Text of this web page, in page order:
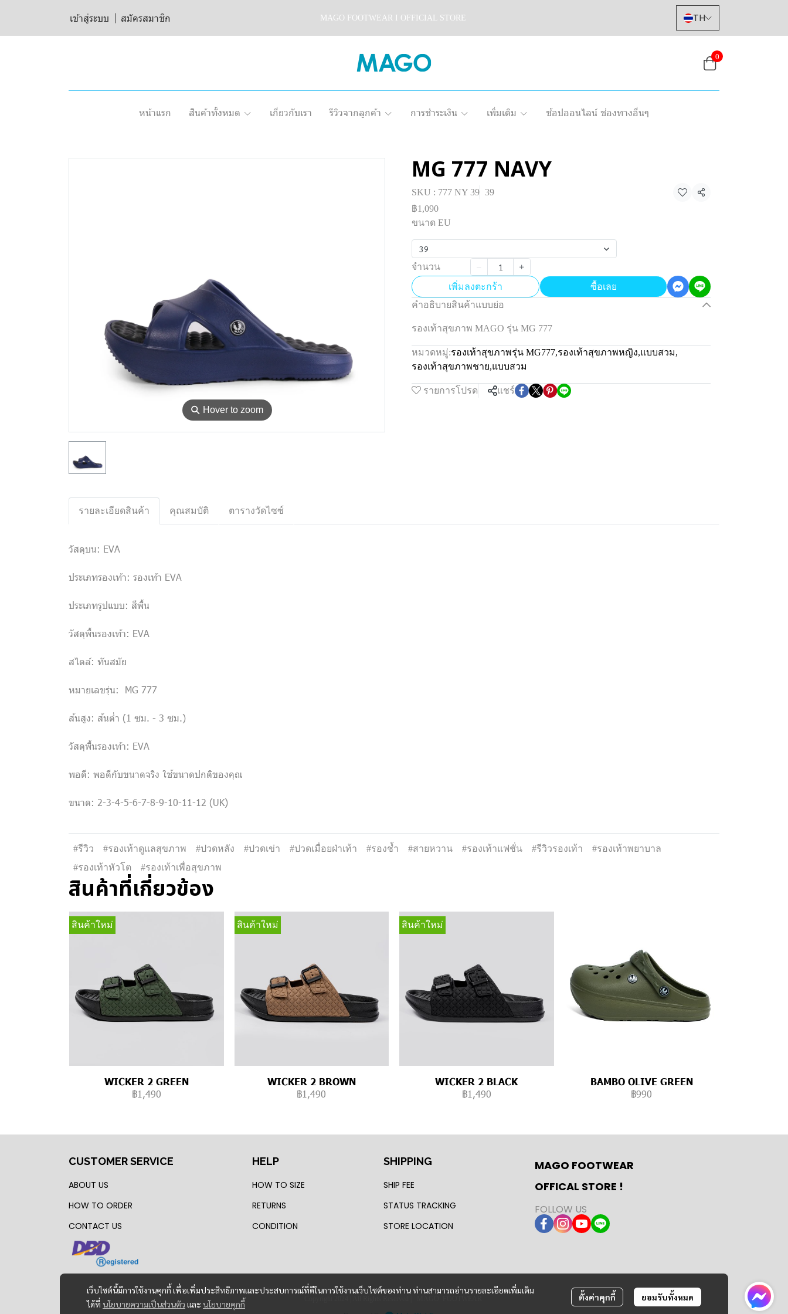
เข้าสู่ระบบ สมัครสมาชิก MAGO FOOTWEAR I OFFICIAL STORE TH
0
หน้าแรก สินค้าทั้งหมด เกี่ยวกับเรา รีวิวจากลูกค้า การชำระเงิน เพิ่มเติม ช้อปออนไลน์ ช่องทางอื่นๆ
⚲ Hover to zoom
MG 777 NAVY
SKU : 777 NY 39 39
แชร์
฿1,090
ขนาด EU
39
จำนวน
เพิ่มลงตะกร้า
ซื้อเลย
คำอธิบายสินค้าแบบย่อ
รองเท้าสุขภาพ MAGO รุ่น MG 777
หมวดหมู่:รองเท้าสุขภาพรุ่น MG777,รองเท้าสุขภาพหญิง,แบบสวม,
รองเท้าสุขภาพชาย,แบบสวม
รายการโปรด แชร์
รายละเอียดสินค้า คุณสมบัติ ตารางวัดไซซ์
วัสดุบน: EVA
ประเภทรองเท้า: รองเท้า EVA
ประเภทรูปแบบ: สีพื้น
วัสดุพื้นรองเท้า: EVA
สไตล์: ทันสมัย
หมายเลขรุ่น: MG 777
ส้นสูง: ส้นต่ำ (1 ซม. - 3 ซม.)
วัสดุพื้นรองเท้า: EVA
พอดี: พอดีกับขนาดจริง ใช้ขนาดปกติของคุณ
ขนาด: 2-3-4-5-6-7-8-9-10-11-12 (UK)
#รีวิว #รองเท้าดูแลสุขภาพ #ปวดหลัง #ปวดเข่า #ปวดเมื่อยฝ่าเท้า #รองช้ำ #สายหวาน #รองเท้าแฟชั่น #รีวิวรองเท้า
#รองเท้าพยาบาล
#รองเท้าหัวโต
#รองเท้าเพื่อสุขภาพ
สินค้าที่เกี่ยวข้อง
สินค้าใหม่
WICKER 2 GREEN
฿1,490
สินค้าใหม่
WICKER 2 BROWN
฿1,490
สินค้าใหม่
WICKER 2 BLACK
฿1,490
BAMBO OLIVE GREEN
฿990
เว็บไซต์นี้มีการใช้งานคุกกี้ เพื่อเพิ่มประสิทธิภาพและประสบการณ์ที่ดีในการใช้งานเว็บไซต์ของท่าน ท่านสามารถอ่านรายละเอียดเพิ่มเติม
ได้ที่ นโยบายความเป็นส่วนตัว และ นโยบายคุกกี้
ตั้งค่าคุกกี้ ยอมรับทั้งหมด
CUSTOMER SERVICE
ABOUT US
HOW TO ORDER
CONTACT US
HELP
HOW TO SIZE
RETURNS
CONDITION
SHIPPING
SHIP FEE
STATUS TRACKING
STORE LOCATION
MAGO FOOTWEAR
OFFICAL STORE !
FOLLOW US